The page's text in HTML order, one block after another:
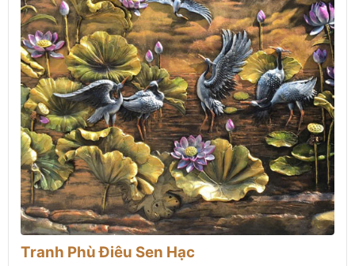
Tranh Phù Điêu Sen Hạc